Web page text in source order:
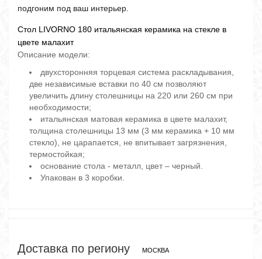
подгоним под ваш интерьер.
Стол LIVORNO 180 итальянская керамика на стекле в
цвете малахит
Описание модели:
двухсторонняя торцевая система раскладывания,
две независимые вставки по 40 см позволяют
увеличить длину столешницы на 220 или 260 см при
необходимости;
итальянская матовая керамика в цвете малахит,
толщина столешницы 13 мм (3 мм керамика + 10 мм
стекло), не царапается, не впитывает загрязнения,
термостойкая;
основание стола - металл, цвет – черный.
Упакован в 3 коробки.
Доставка по региону МОСКВА